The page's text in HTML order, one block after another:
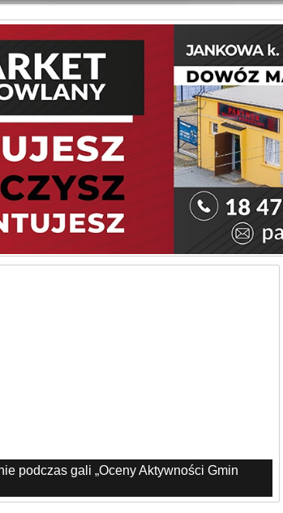
podczas gali „Oceny Aktywności Gmin